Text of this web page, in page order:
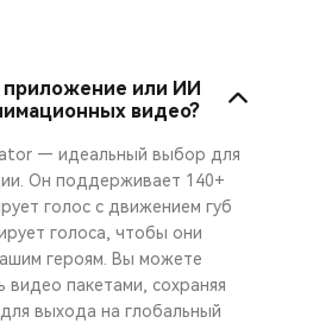
приложение или ИИ
видео?
— идеальный выбор для
Он поддерживает 140+
голос с движением губ
голоса, чтобы они
героям. Вы можете
пакетами, сохраняя
выхода на глобальный